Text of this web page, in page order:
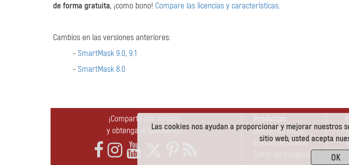
Las cookies nos ayudan a proporcionar y mejorar nuestros
sitio web, usted acepta
OK
de forma gratuita, ¡como bono! Compare las licencias y características.
Cambios en las versiones anteriores:
- SmartMask 9.0, 9.1
- SmartMask 8.0
¡Comparta con amigos
y obtenga el descuento!
Edición de fotos
Edición de vídeos
Editor de imágenes